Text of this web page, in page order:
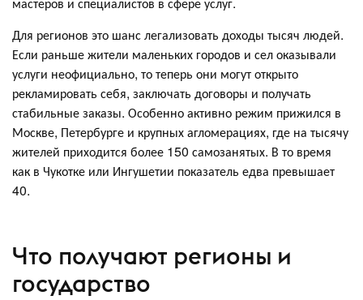
Для регионов это шанс легализовать доходы тысяч людей.
Если раньше жители маленьких городов и сел оказывали
услуги неофициально, то теперь они могут открыто
рекламировать себя, заключать договоры и получать
стабильные заказы. Особенно активно режим прижился в
Москве, Петербурге и крупных агломерациях, где на тысячу
жителей приходится более 150 самозанятых. В то время
как в Чукотке или Ингушетии показатель едва превышает
40.
Что получают регионы и
государство